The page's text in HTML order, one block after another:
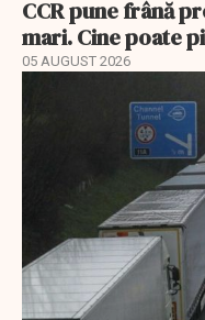
CCR pune frână
mari. Cine poate
05 AUGUST 2026